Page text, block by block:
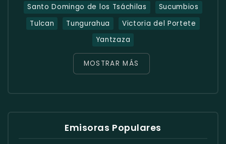
Santo Domingo de los Tsáchilas
Sucumbios
Tulcan
Tungurahua
Victoria del Portete
Yantzaza
MOSTRAR MÁS
Emisoras Populares